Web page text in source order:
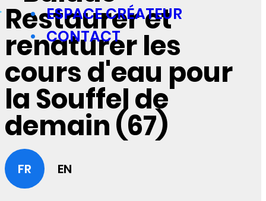
ESPACE CRÉATEUR
CONTACT
FR EN
Restaurer et
renaturer les
cours d'eau pour
la Souffel de
demain (67)